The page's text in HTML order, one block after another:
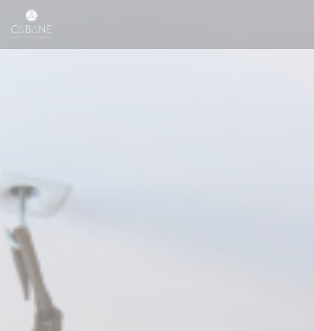
Personalización de sus opciones de cookies